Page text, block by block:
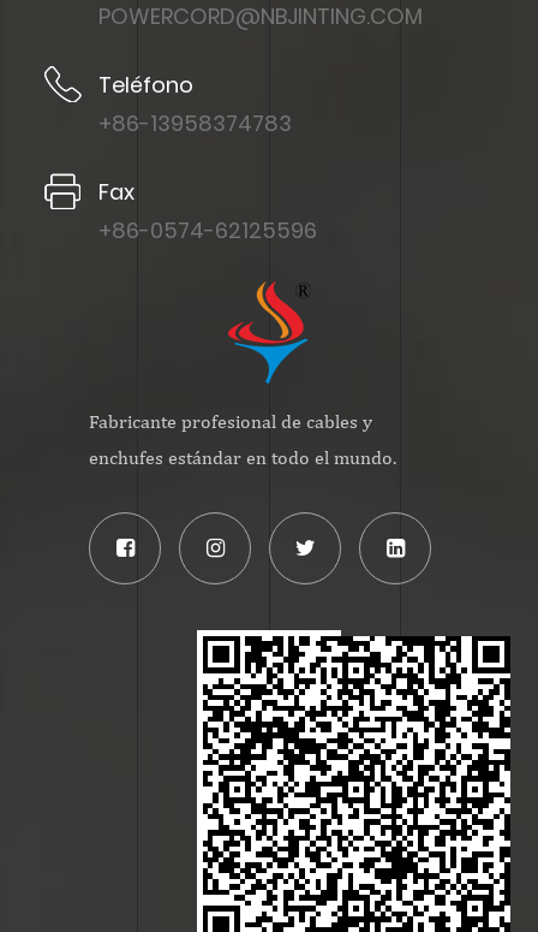
POWERCORD@NBJINTING.COM
Teléfono
+86-13958374783
Fax
+86-0574-62125596
Fabricante profesional de cables y
enchufes estándar en todo el mundo.